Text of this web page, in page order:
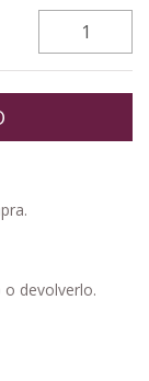
devolverlo.